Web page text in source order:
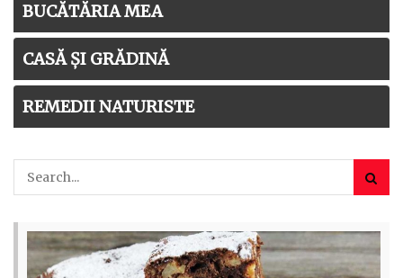
BUCĂTĂRIA MEA
CASĂ ȘI GRĂDINĂ
REMEDII NATURISTE